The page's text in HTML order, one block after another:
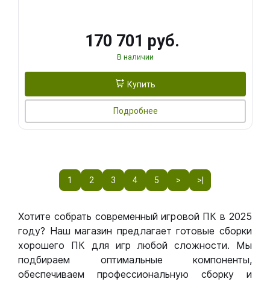
170 701 руб.
В наличии
Купить
Подробнее
1 2 3 4 5 > >|
Хотите собрать современный игровой ПК в 2025
году? Наш магазин предлагает готовые сборки
хорошего ПК для игр любой сложности. Мы
подбираем оптимальные компоненты,
обеспечиваем профессиональную сборку и